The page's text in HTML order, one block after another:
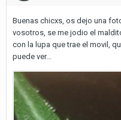
Buenas chicxs, os dejo una
vosotros, se me jodio el
con la lupa que trae el movil,
puede ver...